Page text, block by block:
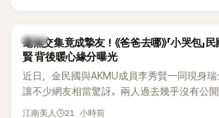
韓星
毫無交集竟成摯友！《爸爸去哪》「小哭包」
賢 背後暖心緣分曝光
近日，金民國與AKMU成員李秀賢一同現身
讓不少網友相當驚訝。兩人過去幾乎沒有公
起踏上瑞士之旅，也讓粉絲紛紛好奇：「他們
江南美人 21 小時前